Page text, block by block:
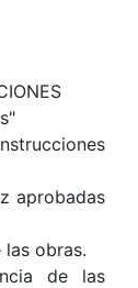
aprobadas
obras.
de las